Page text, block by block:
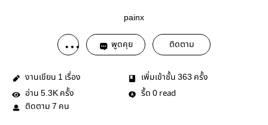
painx
พูดคุย ติดตาม
งานเขียน 1 เรื่อง เพิ่มเข้าชั้น 363 ครั้ง
อ่าน 5.3K ครั้ง รี้ด 0 read
ติดตาม 7 คน